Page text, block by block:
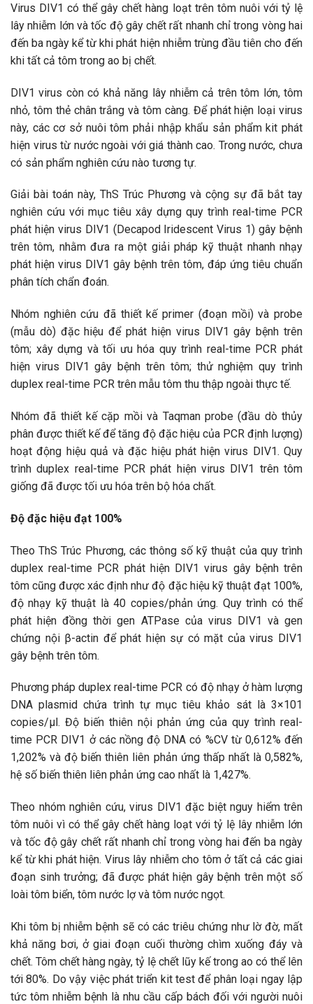
Virus DIV1 có thể gây chết hàng loạt trên tôm nuôi với tỷ lệ
lây nhiễm lớn và tốc độ gây chết rất nhanh chỉ trong vòng hai
đến ba ngày kể từ khi phát hiện nhiễm trùng đầu tiên cho đến
khi tất cả tôm trong ao bị chết.
DIV1 virus còn có khả năng lây nhiễm cả trên tôm lớn, tôm
nhỏ, tôm thẻ chân trắng và tôm càng. Để phát hiện loại virus
này, các cơ sở nuôi tôm phải nhập khẩu sản phẩm kit phát
hiện virus từ nước ngoài với giá thành cao. Trong nước, chưa
có sản phẩm nghiên cứu nào tương tự.
Giải bài toán này, ThS Trúc Phương và cộng sự đã bắt tay
nghiên cứu với mục tiêu xây dựng quy trình real-time PCR
phát hiện virus DIV1 (Decapod Iridescent Virus 1) gây bệnh
trên tôm, nhằm đưa ra một giải pháp kỹ thuật nhanh nhạy
phát hiện virus DIV1 gây bệnh trên tôm, đáp ứng tiêu chuẩn
phân tích chẩn đoán.
Nhóm nghiên cứu đã thiết kế primer (đoạn mồi) và probe
(mẫu dò) đặc hiệu để phát hiện virus DIV1 gây bệnh trên
tôm; xây dựng và tối ưu hóa quy trình real-time PCR phát
hiện virus DIV1 gây bệnh trên tôm; thử nghiệm quy trình
duplex real-time PCR trên mẫu tôm thu thập ngoài thực tế.
Nhóm đã thiết kế cặp mồi và Taqman probe (đầu dò thủy
phân được thiết kế để tăng độ đặc hiệu của PCR định lượng)
hoạt động hiệu quả và đặc hiệu phát hiện virus DIV1. Quy
trình duplex real-time PCR phát hiện virus DIV1 trên tôm
giống đã được tối ưu hóa trên bộ hóa chất.
Độ đặc hiệu đạt 100%
Theo ThS Trúc Phương, các thông số kỹ thuật của quy trình
duplex real-time PCR phát hiện DIV1 virus gây bệnh trên
tôm cũng được xác định như độ đặc hiệu kỹ thuật đạt 100%,
độ nhạy kỹ thuật là 40 copies/phản ứng. Quy trình có thể
phát hiện đồng thời gen ATPase của virus DIV1 và gen
chứng nội β-actin để phát hiện sự có mặt của virus DIV1
gây bệnh trên tôm.
Phương pháp duplex real-time PCR có độ nhạy ở hàm lượng
DNA plasmid chứa trình tự mục tiêu khảo sát là 3×101
copies/µl. Độ biến thiên nội phản ứng của quy trình real-
time PCR DIV1 ở các nồng độ DNA có %CV từ 0,612% đến
1,202% và độ biến thiên liên phản ứng thấp nhất là 0,582%,
hệ số biến thiên liên phản ứng cao nhất là 1,427%.
Theo nhóm nghiên cứu, virus DIV1 đặc biệt nguy hiểm trên
tôm nuôi vì có thể gây chết hàng loạt với tỷ lệ lây nhiễm lớn
và tốc độ gây chết rất nhanh chỉ trong vòng hai đến ba ngày
kể từ khi phát hiện. Virus lây nhiễm cho tôm ở tất cả các giai
đoạn sinh trưởng; đã được phát hiện gây bệnh trên một số
loài tôm biển, tôm nước lợ và tôm nước ngọt.
Khi tôm bị nhiễm bệnh sẽ có các triêu chứng như lờ đờ, mất
khả năng bơi, ở giai đoạn cuối thường chìm xuống đáy và
chết. Tôm chết hàng ngày, tỷ lệ chết lũy kế trong ao có thể lên
tới 80%. Do vậy việc phát triển kit test để phân loại ngay lập
tức tôm nhiễm bệnh là nhu cầu cấp bách đối với người nuôi